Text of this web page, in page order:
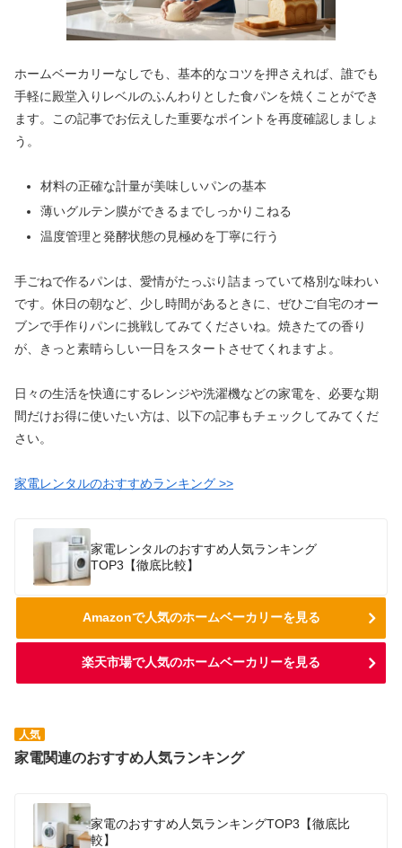
ホームベーカリーなしでも、基本的なコツを押さえれば、誰でも
手軽に殿堂入りレベルのふんわりとした食パンを焼くことができ
ます。この記事でお伝えした重要なポイントを再度確認しましょ
う。
材料の正確な計量が美味しいパンの基本
薄いグルテン膜ができるまでしっかりこねる
温度管理と発酵状態の見極めを丁寧に行う
手ごねで作るパンは、愛情がたっぷり詰まっていて格別な味わい
です。休日の朝など、少し時間があるときに、ぜひご自宅のオー
ブンで手作りパンに挑戦してみてくださいね。焼きたての香り
が、きっと素晴らしい一日をスタートさせてくれますよ。
日々の生活を快適にするレンジや洗濯機などの家電を、必要な期
間だけお得に使いたい方は、以下の記事もチェックしてみてくだ
さい。
家電レンタルのおすすめランキング >>
家電レンタルのおすすめ人気ランキング
TOP3【徹底比較】
Amazonで人気のホームベーカリーを見る
楽天市場で人気のホームベーカリーを見る
人気
家電関連のおすすめ人気ランキング
家電のおすすめ人気ランキングTOP3【徹底比
較】